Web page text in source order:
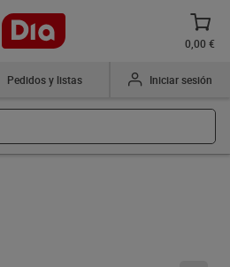
0,00 €
Pedidos y listas Iniciar sesión